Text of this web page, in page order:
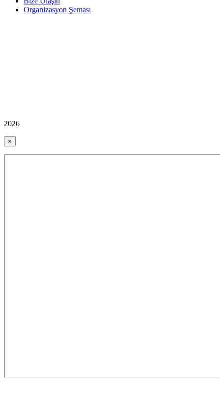
Organizasyon Şeması
2026
×